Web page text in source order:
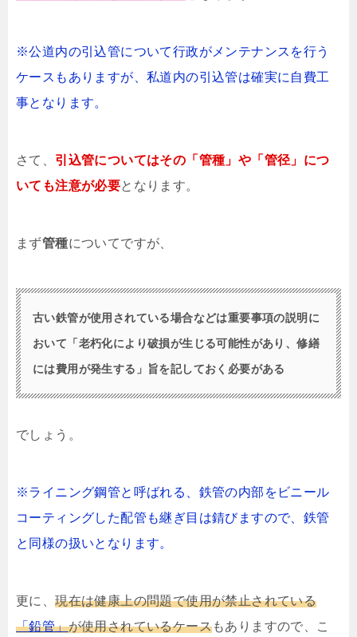
※公道内の引込管について行政がメンテナンスを行う
ケースもありますが、私道内の引込管は確実に自費工
事となります。
さて、 引込管についてはその「管種」や「管径」につ
いても注意が必要となります。
まず管種についてですが、
古い鉄管が使用されている場合などは重要事項の説明に
おいて「老朽化により破損が生じる可能性があり、修繕
には費用が発生する」旨を記しておく必要がある
でしょう。
※ライニング鋼管と呼ばれる、鉄管の内部をビニール
コーティングした配管も継ぎ目は錆びますので、鉄管
と同様の扱いとなります。
更に、現在は健康上の問題で使用が禁止されている
「鉛管」が使用されているケースもありますので、こ